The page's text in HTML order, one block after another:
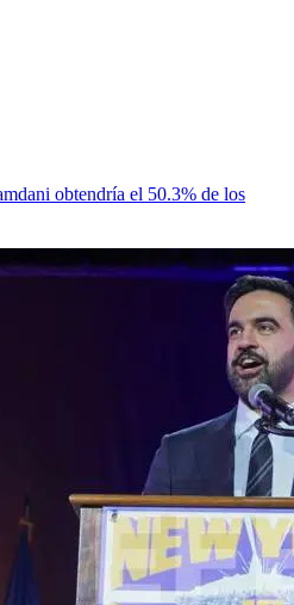
obtendría el 50.3% de los